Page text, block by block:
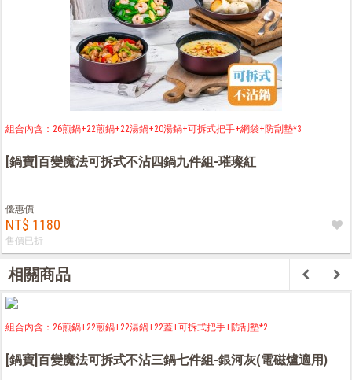
組合內含：26煎鍋+22煎鍋+22湯鍋+20湯鍋+可拆式把手+網袋+防刮墊*3
[鍋寶]百變魔法可拆式不沾四鍋九件組-璀璨紅
優惠價
NT$ 1180
售價已折
相關商品
組合內含：26煎鍋+22煎鍋+22湯鍋+22蓋+可拆式把手+防刮墊*2
[鍋寶]百變魔法可拆式不沾三鍋七件組-銀河灰(電磁爐適用)